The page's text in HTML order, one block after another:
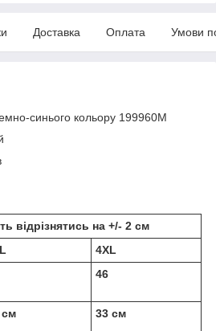
Доставка Оплата Умови
синього кольору 199960M
відрізнятись на +/- 2 см
4XL
46
см 33 см